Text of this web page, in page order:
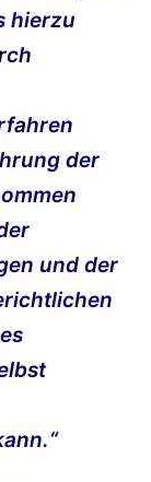
hierzu
der
und der